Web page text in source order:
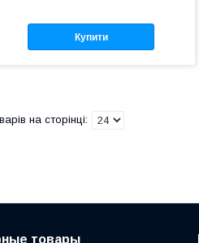
Купити
товары